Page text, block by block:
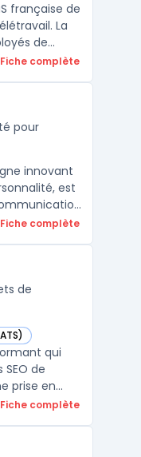
française de
La
de
salle de
managers
Fiche complète
pour
innovant
est
milieu
différents
Fiche complète
de
qui
de
prise en
à tous les
donne
Fiche complète